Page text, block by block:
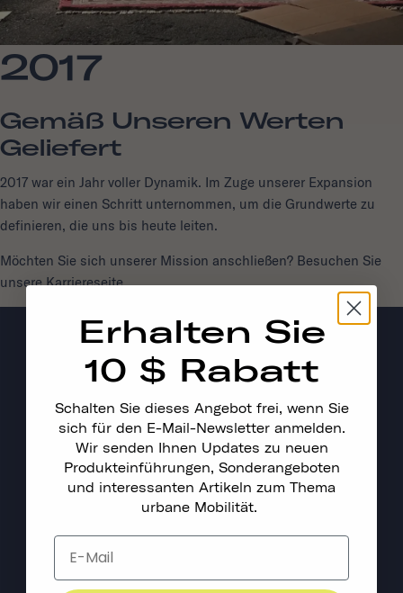
2017
Gemäß Unseren Werten
Geliefert
2017 war ein Jahr voller Dynamik. Im Zuge unserer Expansion
haben wir einen Schritt unternommen, um die Grundwerte zu
definieren, die uns bis heute leiten.
Möchten Sie sich unserer Mission anschließen? Besuchen Sie
unsereKarriereseite.
Erhalten Sie
10 $ Rabatt
Schalten Sie dieses Angebot frei, wenn Sie
sich für den E-Mail-Newsletter anmelden.
Wir senden Ihnen Updates zu neuen
Produkteinführungen, Sonderangeboten
und interessanten Artikeln zum Thema
urbane Mobilität.